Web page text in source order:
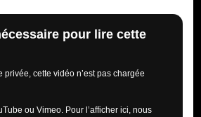
pour lire cette
privée, cette vidéo n’est pas chargée
ou Vimeo. Pour l’afficher ici, nous